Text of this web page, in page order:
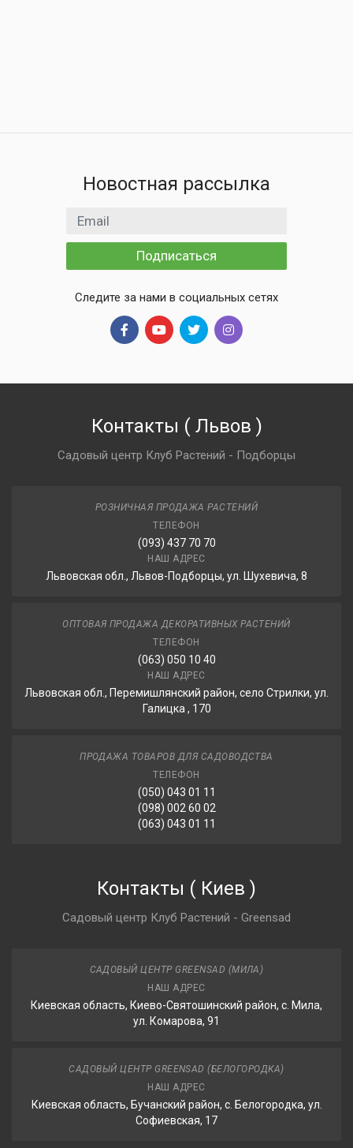
Новостная рассылка
Email адрес
Подписаться
Следите за нами в социальных сетях
Контакты ( Львов )
Садовый центр Клуб Растений - Подборцы
РОЗНИЧНАЯ ПРОДАЖА РАСТЕНИЙ
ТЕЛЕФОН
(093) 437 70 70
НАШ АДРЕС
Львовская обл., Львов-Подборцы, ул. Шухевича, 8
ОПТОВАЯ ПРОДАЖА ДЕКОРАТИВНЫХ РАСТЕНИЙ
ТЕЛЕФОН
(063) 050 10 40
НАШ АДРЕС
Львовская обл., Перемишлянский район, село Стрилки, ул.
Галицка , 170
ПРОДАЖА ТОВАРОВ ДЛЯ САДОВОДСТВА
ТЕЛЕФОН
(050) 043 01 11
(098) 002 60 02
(063) 043 01 11
Контакты ( Киев )
Садовый центр Клуб Растений - Greensad
САДОВЫЙ ЦЕНТР GREENSAD (МИЛА)
НАШ АДРЕС
Киевская область, Киево-Святошинский район, с. Мила,
ул. Комарова, 91
САДОВЫЙ ЦЕНТР GREENSAD (БЕЛОГОРОДКА)
НАШ АДРЕС
Киевская область, Бучанский район, с. Белогородка, ул.
Софиевская, 17